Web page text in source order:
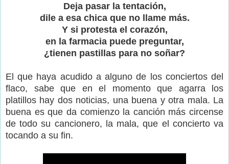
Deja pasar la tentación,
dile a esa chica que no llame más.
Y si protesta el corazón,
en la farmacia puede preguntar,
¿tienen pastillas para no soñar?
El que haya acudido a alguno de los conciertos del
flaco, sabe que en el momento que agarra los
platillos hay dos noticias, una buena y otra mala. La
buena es que da comienzo la canción más circense
de todo su cancionero, la mala, que el concierto va
tocando a su fin.